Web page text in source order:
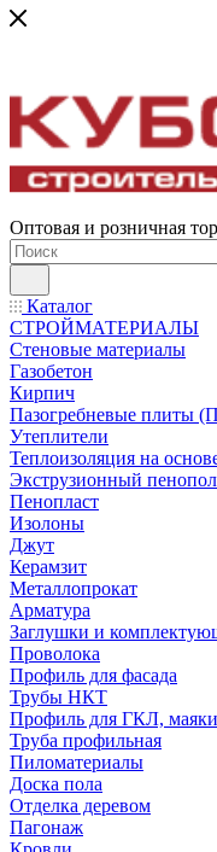
Оптовая и розничная
Каталог
СТРОЙМАТЕРИАЛЫ
Стеновые материалы
Газобетон
Кирпич
Пазогребневые плиты
Утеплители
Теплоизоляция на
Экструзионный
Пенопласт
Изолоны
Джут
Керамзит
Металлопрокат
Арматура
Заглушки и
Проволока
Профиль для фасада
Трубы НКТ
Профиль для ГКЛ, маяки
Труба профильная
Пиломатериалы
Доска пола
Отделка деревом
Пагонаж